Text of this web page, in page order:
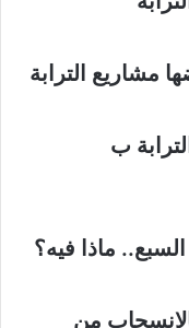
مشاريع الترابة
ب
ماذا فيه؟
من